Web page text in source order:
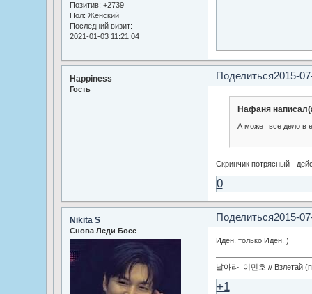
Позитив: +2739
Пол: Женский
Последний визит:
2021-01-03 11:21:04
Поделиться2015-
Happiness
Гость
Нафаня
А может все дело в
Скринчик потрясный -
0
Поделиться2015-
Nikita S
Снова Леди Босс
Иден. только Иден. )
날아라 이민호 // Взлетай
+1